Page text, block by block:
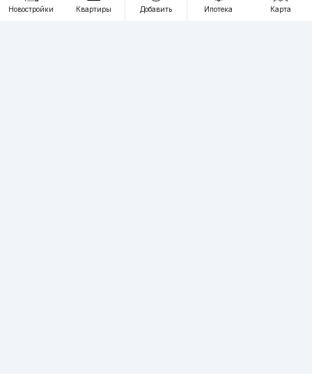
Новостройки Квартиры Добавить Ипотека Карта
Пн-Пт. С 9:30 до 18:00